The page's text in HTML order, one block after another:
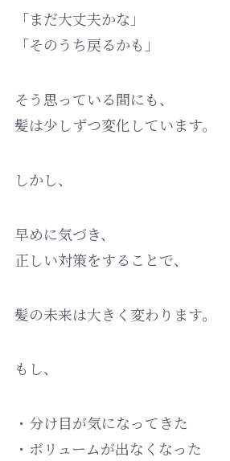
「まだ大丈夫かな」
「そのうち戻るかも」
そう思っている間にも、
髪は少しずつ変化しています。
しかし、
早めに気づき、
正しい対策をすることで、
髪の未来は大きく変わります。
もし、
・分け目が気になってきた
・ボリュームが出なくなった